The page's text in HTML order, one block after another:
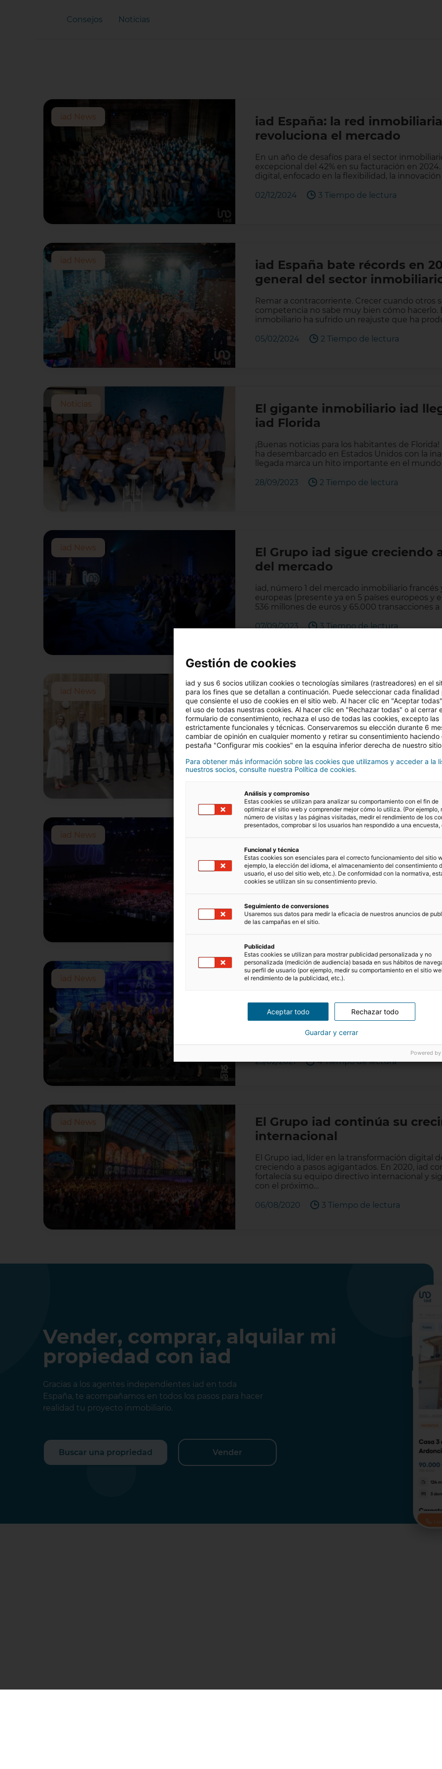
Consejos Noticias
iad News
iad España: la red
revoluciona el mercado
En un año de desafíos para el sector
excepcional del 42% en su facturación en
digital, enfocado en la flexibilidad, la innovación
02/12/2024 3 Tiempo de lectura
iad News
iad España bate récords en
general del sector
Remar a contracorriente. Crecer cuando otros
competencia no sabe muy bien cómo hacerlo.
inmobiliario ha sufrido un reajuste que ha
05/02/2024 2 Tiempo de lectura
Noticias
El gigante inmobiliario iad
iad Florida
¡Buenas noticias para los habitantes de
ha desembarcado en Estados Unidos con la
llegada marca un hito importante en el
28/09/2023 2 Tiempo de lectura
iad News
El Grupo iad sigue creciendo
del mercado
iad, número 1 del mercado inmobiliario
europeas (presente ya en 5 países europeos y
536 millones de euros y 65.000 transacciones
07/09/2023 3 Tiempo de lectura
iad News
La filial iad UK empieza su
La prestigiosa red inmobiliaria iad ha llegado
iad UK. Esta emocionante expansión abre
Unido, brindándoles la oportunidad de
07/08/2023 2 Tiempo de lectura
iad News
El Grupo iad registra un
El Grupo iad, posicionado como uno de los
Europa y primero en Francia, reafirma su
crecimiento del 30% durante el pasado
25/07/2022 3 Tiempo de lectura
iad News
iad recibirá una inversión de
El Grupo iad, líder europeo en la
Insight Partners, líder mundial en inversiones
crecimiento, como accionista minoritario.
millones…
25/02/2021 4 Tiempo de lectura
iad News
El Grupo iad continúa su
internacional
El Grupo iad, líder en la transformación digital
creciendo a pasos agigantados. En 2020, iad
fortalecía su equipo directivo internacional y
con el próximo…
06/08/2020 3 Tiempo de lectura
Vender, comprar, alquilar mi
propiedad con iad
Gracias a los agentes independientes iad en toda
España, te acompañamos en todos los pasos para hacer
realidad tu proyecto inmobiliario.
Buscar una propriedad Vender
Gestión de cookies
iad y sus 6 socios utilizan cookies o tecnologías similares (rastreadores) en el
para los fines que se detallan a continuación. Puede seleccionar cada finalidad
que consiente el uso de cookies en el sitio web. Al hacer clic en "Aceptar
el uso de todas nuestras cookies. Al hacer clic en "Rechazar todas" o al cerrar
formulario de consentimiento, rechaza el uso de todas las cookies, excepto las
estrictamente funcionales y técnicas. Conservaremos su elección durante 6
cambiar de opinión en cualquier momento y retirar su consentimiento haciendo
pestaña "Configurar mis cookies" en la esquina inferior derecha de nuestro
Para obtener más información sobre las cookies que utilizamos y acceder a la
nuestros socios, consulte nuestra Política de cookies.
Análisis y compromiso
Estas cookies se utilizan para analizar su comportamiento con el fin de
optimizar el sitio web y comprender mejor cómo lo utiliza. (Por ejemplo,
número de visitas y las páginas visitadas, medir el rendimiento de los
presentados, comprobar si los usuarios han respondido a una encuesta,
Funcional y técnica
Estas cookies son esenciales para el correcto funcionamiento del sitio
ejemplo, la elección del idioma, el almacenamiento del consentimiento
usuario, el uso del sitio web, etc.). De conformidad con la normativa,
cookies se utilizan sin su consentimiento previo.
Seguimiento de conversiones
Usaremos sus datos para medir la eficacia de nuestros anuncios de
de las campañas en el sitio.
Publicidad
Estas cookies se utilizan para mostrar publicidad personalizada y no
personalizada (medición de audiencia) basada en sus hábitos de
su perfil de usuario (por ejemplo, medir su comportamiento en el sitio
el rendimiento de la publicidad, etc.).
Aceptar todo Rechazar todo
Guardar y cerrar
Powered by